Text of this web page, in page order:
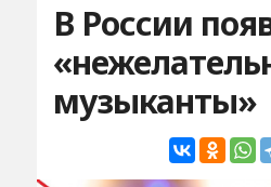
В России
музыканты»